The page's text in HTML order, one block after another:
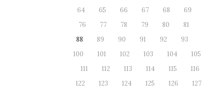
64
65 66 67 68 69
76
77 78 79 80 81
88
89 90 91 92 93
100
101 102 103 104 105
111
112 113 114 115 116
122
123 124 125 126 127